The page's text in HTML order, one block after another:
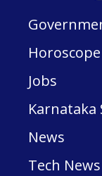
Horoscope
Jobs
Karnataka
News
Tech News